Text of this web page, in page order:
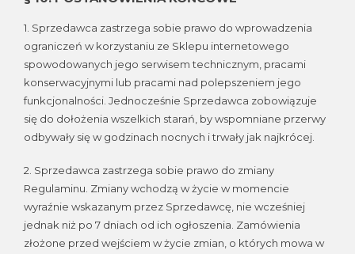
1. Sprzedawca zastrzega sobie prawo do wprowadzenia
ograniczeń w korzystaniu ze Sklepu internetowego
spowodowanych jego serwisem technicznym, pracami
konserwacyjnymi lub pracami nad polepszeniem jego
funkcjonalności. Jednocześnie Sprzedawca zobowiązuje
się do dołożenia wszelkich starań, by wspomniane przerwy
odbywały się w godzinach nocnych i trwały jak najkrócej.
2. Sprzedawca zastrzega sobie prawo do zmiany
Regulaminu. Zmiany wchodzą w życie w momencie
wyraźnie wskazanym przez Sprzedawcę, nie wcześniej
jednak niż po 7 dniach od ich ogłoszenia. Zamówienia
złożone przed wejściem w życie zmian, o których mowa w